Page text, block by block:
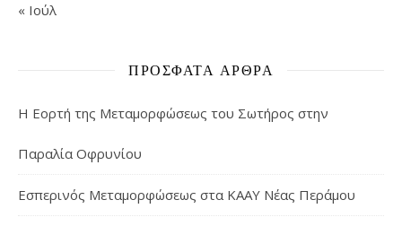
« Ιούλ
ΠΡΌΣΦΑΤΑ ΆΡΘΡΑ
Η Εορτή της Μεταμορφώσεως του Σωτήρος στην
Παραλία Οφρυνίου
Εσπερινός Μεταμορφώσεως στα ΚΑΑΥ Νέας Περάμου